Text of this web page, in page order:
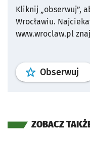
Kliknij „obserwuj”,
Wrocławiu.
www.wroclaw.pl
Obserwuj
ZOBACZ